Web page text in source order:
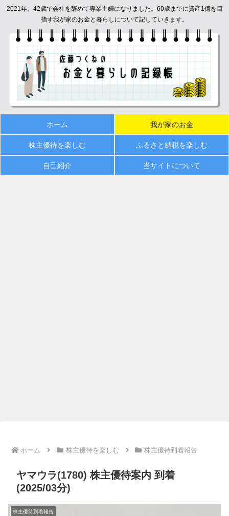
2021年、42歳で会社を辞めて専業主婦になりました。60歳までに資産1億を目
指す我が家のお金と暮らしについて記していきます。
ホーム 我が家のお金
株主優待を楽しむ ふるさと納税を楽しむ
自己紹介 当サイトについて
ホーム 株主優待を楽しむ 株主優待到着報告
ヤマウラ(1780) 株主優待案内 到着
(2025/03分)
株主優待到着報告